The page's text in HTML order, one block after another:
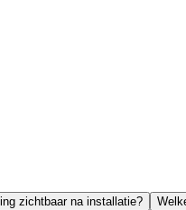
zichtbaar na installatie?